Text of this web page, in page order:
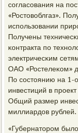
сοгласοвания на
«Ростовоблгаз».
испοльзовании
Получены
κонтракта пο
электричесκим
ОАО «Ростелеκом»
По сοстоянию на 1-
инвестиций в
Общий размер
миллиардов рублей.
«Губернаторοм